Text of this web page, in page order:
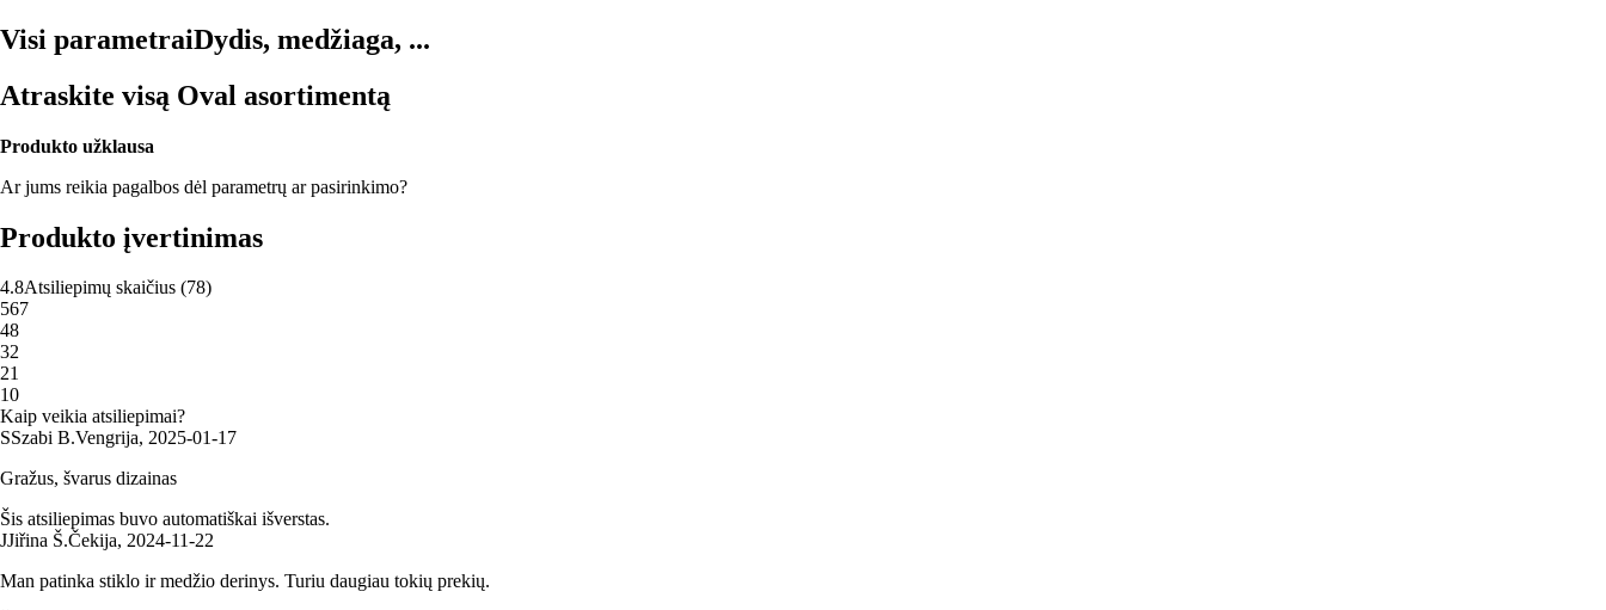
Visi parametraiDydis, medžiaga, ...
Atraskite visą Oval asortimentą
Produkto užklausa
Ar jums reikia pagalbos dėl parametrų ar pasirinkimo?
Produkto įvertinimas
4.8Atsiliepimų skaičius (78)
567
48
32
21
10
Kaip veikia atsiliepimai?
SSzabi B.Vengrija, 2025‑01‑17
Gražus, švarus dizainas
Šis atsiliepimas buvo automatiškai išverstas.
JJiřina Š.Čekija, 2024‑11‑22
Man patinka stiklo ir medžio derinys. Turiu daugiau tokių prekių.